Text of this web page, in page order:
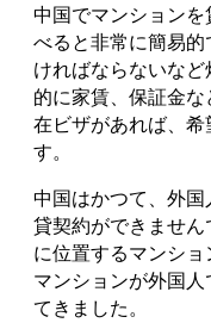
中国でマンション
べると非常に簡易
ければならないな
的に家賃、保証金
在ビザがあれば、
す。
中国はかつて、外
貸契約ができませ
に位置するマンシ
マンションが外国
てきました。